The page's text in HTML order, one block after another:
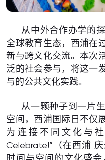
从中外合作办学的
全球教育生态，西浦在
新与跨文化交流。本次
泛的社会参与，将这一
与的公共文化实践。
从一颗种子到一片
空间，西浦国际日不仅
为连接不同文化与社
Celebrate!”（在西浦
时间与空间的文化盛